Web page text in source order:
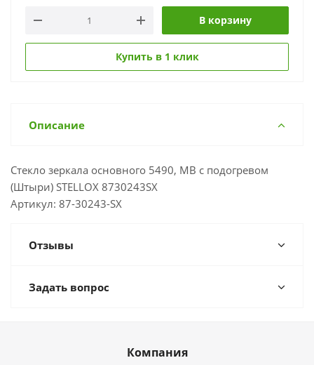
В корзину
Купить в 1 клик
Описание
Стекло зеркала основного 5490, MB с подогревом
(Штыри) STELLOX 8730243SX
Артикул: 87-30243-SX
Отзывы
Задать вопрос
Компания